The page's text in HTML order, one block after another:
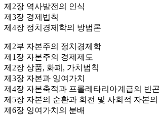
제2장 역사발전의 인식
제3장 경제법칙
제4장 정치경제학의 방법론
제2부 자본주의 정치경제학
제1장 자본주의 경제제도
제2장 상품, 화폐, 가치법칙
제3장 자본과 잉여가치
제4장 자본축적과 프롤레타리아계급의 빈
제5장 자본의 순환과 회전 및 사회적 자본
제6장 잉여가치의 분배